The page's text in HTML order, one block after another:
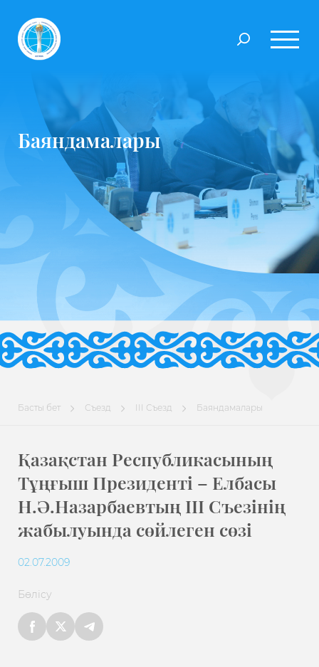
Баяндамалары
Басты бет Съезд III Съезд Баяндамалары
Қазақстан Республикасының
Тұңғыш Президенті – Елбасы
Н.Ә.Назарбаевтың ІІІ Съезінің
жабылуында сөйлеген сөзі
02.07.2009
Бөлісу